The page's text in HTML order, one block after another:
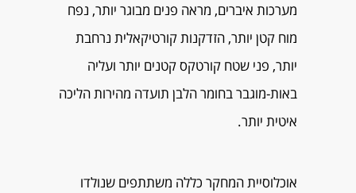
מערכות איברים, מראה פנים מבוגר יותר, נפח
מוח קטן יותר, הזדקנות קורטיקאלית נרחבת
יותר, פני שטח קורטקס קטנים יותר ועליה
באות-מוגבר בחומר הלבן תועדה מהירות הליכה
איטית יותר.
אוכלוסיית המחקר כללה משתתפים שנולדו